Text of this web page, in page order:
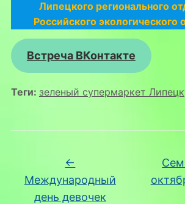
Липецкого регионального
Российского экологического
Встреча ВКонтакте
Теги: зеленый супермаркет
←
Международный
день девочек